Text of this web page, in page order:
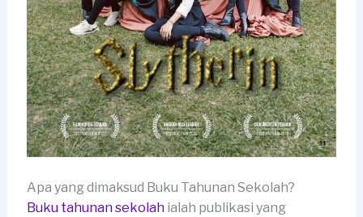
Apa yang dimaksud Buku Tahunan Sekolah?
Buku tahunan sekolahialah publikasi yang